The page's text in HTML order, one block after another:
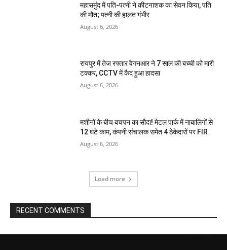
महासमुंद में पति-पत्नी ने कीटनाशक का सेवन किया, पति
की मौत; पत्नी की हालत गंभीर
August 6, 2026
रायपुर में तेज रफ्तार वैगनआर ने 7 साल की बच्ची को मारी
टक्कर, CCTV में कैद हुआ हादसा
August 6, 2026
मशीनों के बीच बचपन का सौदा! मेटल पार्क में नाबालिगों से
12 घंटे काम, कंपनी संचालक समेत 4 ठेकेदारों पर FIR
August 6, 2026
Load more
RECENT COMMENTS